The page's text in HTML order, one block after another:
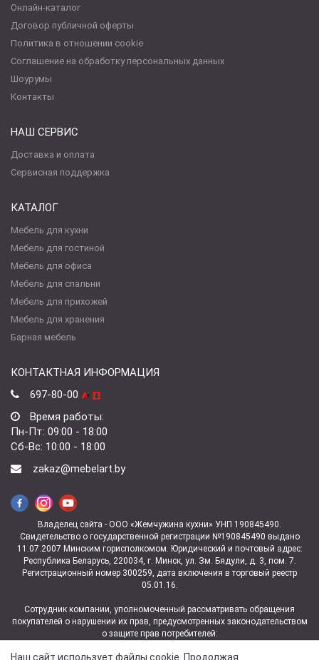
Наш сайт использует файлы cookie. Продолжая
Онлайн-каталог
Договор публичной оферты
Политика в отношении cookie
Соглашение на обработку персональных данных
Шоурумы
Контакты
НАШ СЕРВИС
Доставка и оплата
Сервисная поддержка
КАТАЛОГ
Мебель для кухни
Мебель для гостиной
Мебель для офиса
Мебель для спальни
Мебель для прихожей
Мебель для хранения
Барная мебель
КОНТАКТНАЯ ИНФОРМАЦИЯ
697-80-00
Время работы:
Пн-Пт: 09:00 - 18:00
Сб-Вс: 10:00 - 18:00
zakaz@mebelart.by
Владелец сайта - ООО «Жемчужина кухни» УНП 190845490.
Свидетельство о государственной регистрации №190845490 выдано
11.07.2007 Минским горисполкомом. Юридический и почтовый адрес:
Республика Беларусь, 220034, г. Минск, ул. Зм. Бядули, д. 3, пом. 7.
Регистрационный номер 300259, дата включения в торговый реестр
05.01.16.
Сотрудник компании, уполномоченный рассматривать обращения
покупателей о нарушении их прав, предусмотренных законодательством
о защите прав потребителей:
Владимировна +375 (29) 697-06-06.